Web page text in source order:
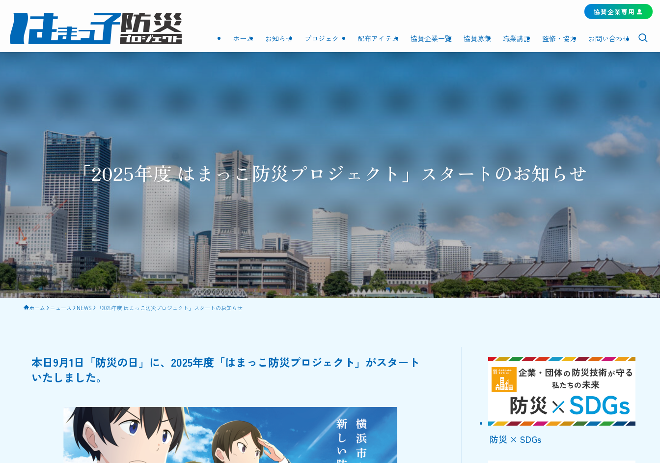
ホーム お知らせ プロジェクト 配布アイテム 協賛企業一覧 協賛募集 職業講話 監修・協力 お問い合わせ
協賛企業専用
「2025年度 はまっこ防災プロジェクト」スタートのお知らせ
ホーム ニュース NEWS 「2025年度 はまっこ防災プロジェクト」スタートのお知らせ
本日9月1日「防災の日」に、2025年度「はまっこ防災プロジェクト」がスタート
いたしました。
防災 × SDGs